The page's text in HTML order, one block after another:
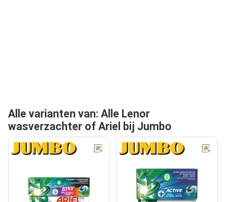
Alle varianten van: Alle Lenor
wasverzachter of Ariel bij Jumbo